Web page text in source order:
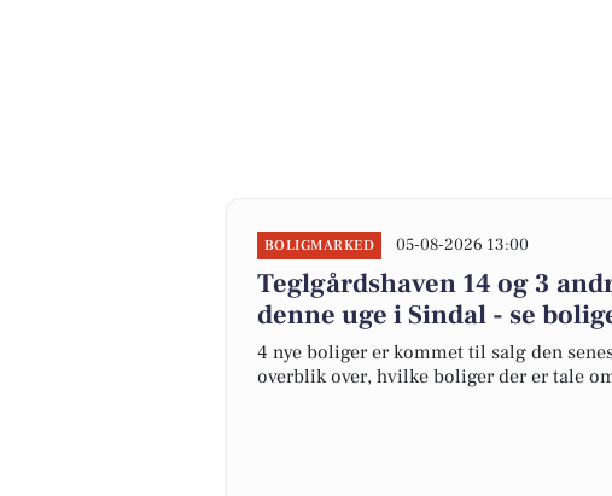
BOLIGMARKED 05-08-2026 13:00
Teglgårdshaven 14 og 3
denne uge i Sindal - se
4 nye boliger er kommet til salg den
overblik over, hvilke boliger der er tale